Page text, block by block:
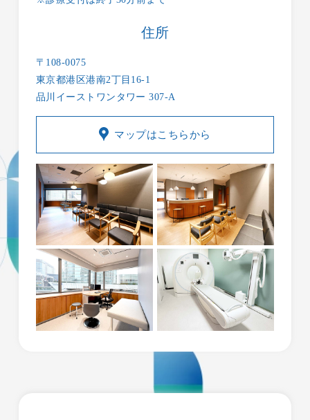
住所
〒108-0075
東京都港区港南2丁目16-1
品川イーストワンタワー 307-A
マップはこちらから